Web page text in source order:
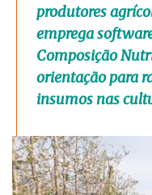
produtores
emprega
Composição
orientação para
insumos nas